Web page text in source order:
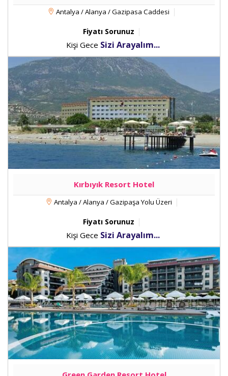
Antalya / Alanya / Gazipasa Caddesi
Fiyatı Sorunuz
Kişi Gece Sizi Arayalım...
Kırbıyık Resort Hotel
Antalya / Alanya / Gazipaşa Yolu Üzeri
Fiyatı Sorunuz
Kişi Gece Sizi Arayalım...